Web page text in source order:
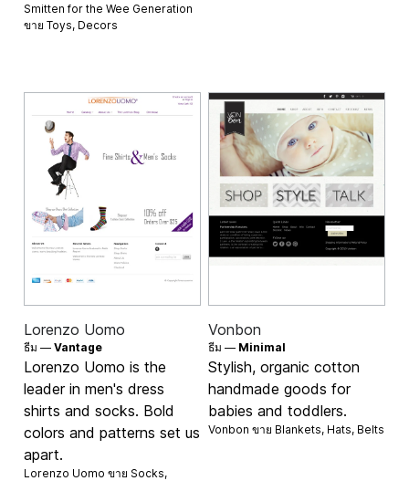
Smitten for the Wee Generation
ขายToys, Decors
Lorenzo Uomo
ธีม —Vantage
Lorenzo Uomo is the
leader in men's dress
shirts and socks. Bold
colors and patterns set us
apart.
Lorenzo Uomo ขาย Socks,
Vonbon
ธีม — Minimal
Stylish, organic cotton
handmade goods for
babies and toddlers.
Vonbon ขาย Blankets, Hats, Belts